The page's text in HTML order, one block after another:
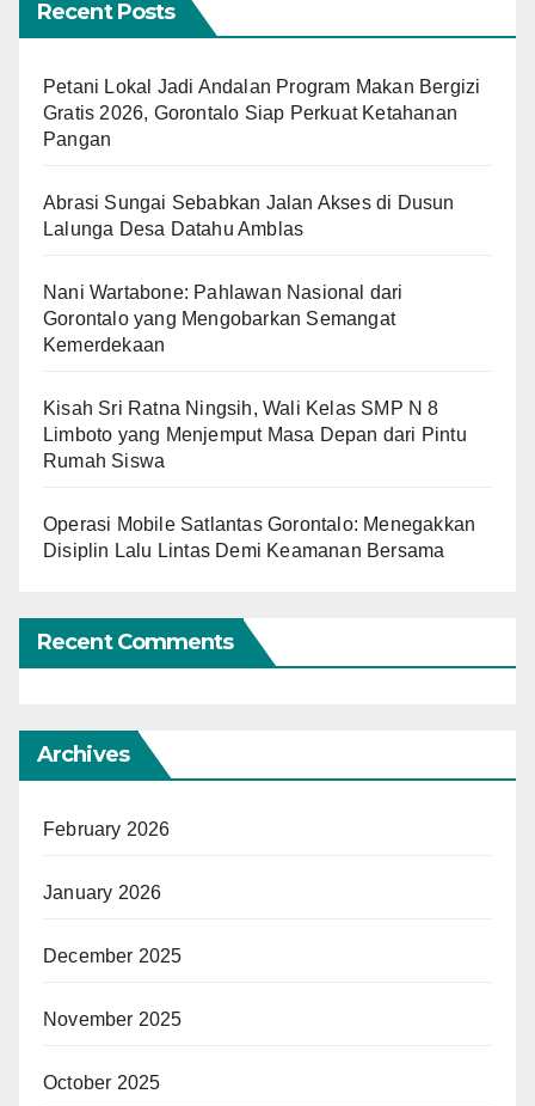
Recent Posts
Petani Lokal Jadi Andalan Program Makan Bergizi
Gratis 2026, Gorontalo Siap Perkuat Ketahanan
Pangan
Abrasi Sungai Sebabkan Jalan Akses di Dusun
Lalunga Desa Datahu Amblas
Nani Wartabone: Pahlawan Nasional dari
Gorontalo yang Mengobarkan Semangat
Kemerdekaan
Kisah Sri Ratna Ningsih, Wali Kelas SMP N 8
Limboto yang Menjemput Masa Depan dari Pintu
Rumah Siswa
Operasi Mobile Satlantas Gorontalo: Menegakkan
Disiplin Lalu Lintas Demi Keamanan Bersama
Recent Comments
Archives
February 2026
January 2026
December 2025
November 2025
October 2025